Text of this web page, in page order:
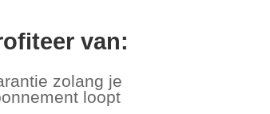
van:
zolang je
loopt